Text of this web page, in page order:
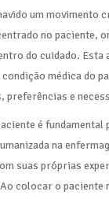
um movimento
no paciente,
do cuidado. Esta
médica do
preferências e
é fundamental
na
suas próprias
colocar o paciente